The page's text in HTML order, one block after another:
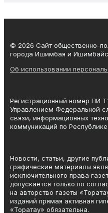
© 2026 Сайт общественно-
города Ишимбая и
Об использовании
Регистрационный номер ПИ
Управлением Федеральной
связи, информационных
коммуникаций по
Новости, статьи, другие
графические материалы
исключительного права
допускается только по
на авторство газеты
изданий прямая активная
«Торатау» обязательна.